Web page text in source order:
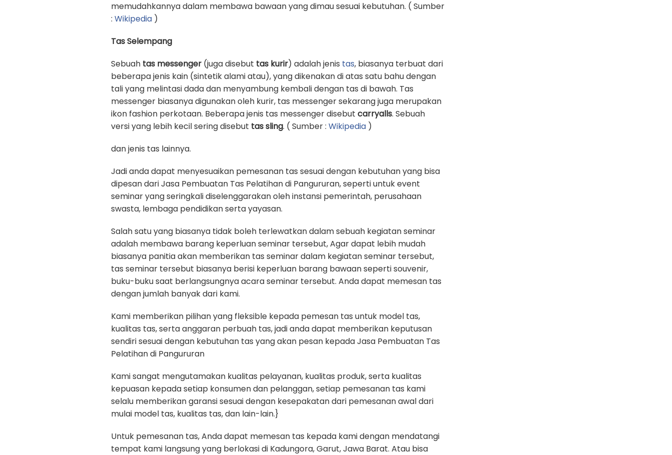
memudahkannya dalam membawa bawaan yang dimau sesuai kebutuhan. ( Sumber
: Wikipedia )
Tas Selempang
Sebuah tas messenger (juga disebut tas kurir) adalah jenis tas, biasanya terbuat dari
beberapa jenis kain (sintetik alami atau), yang dikenakan di atas satu bahu dengan
tali yang melintasi dada dan menyambung kembali dengan tas di bawah. Tas
messenger biasanya digunakan oleh kurir, tas messenger sekarang juga merupakan
ikon fashion perkotaan. Beberapa jenis tas messenger disebut carryalls. Sebuah
versi yang lebih kecil sering disebut tas sling. ( Sumber : Wikipedia )
dan jenis tas lainnya.
Jadi anda dapat menyesuaikan pemesanan tas sesuai dengan kebutuhan yang bisa
dipesan dari Jasa Pembuatan Tas Pelatihan di Pangururan, seperti untuk event
seminar yang seringkali diselenggarakan oleh instansi pemerintah, perusahaan
swasta, lembaga pendidikan serta yayasan.
Salah satu yang biasanya tidak boleh terlewatkan dalam sebuah kegiatan seminar
adalah membawa barang keperluan seminar tersebut, Agar dapat lebih mudah
biasanya panitia akan memberikan tas seminar dalam kegiatan seminar tersebut,
tas seminar tersebut biasanya berisi keperluan barang bawaan seperti souvenir,
buku-buku saat berlangsungnya acara seminar tersebut. Anda dapat memesan tas
dengan jumlah banyak dari kami.
Kami memberikan pilihan yang fleksible kepada pemesan tas untuk model tas,
kualitas tas, serta anggaran perbuah tas, jadi anda dapat memberikan keputusan
sendiri sesuai dengan kebutuhan tas yang akan pesan kepada Jasa Pembuatan Tas
Pelatihan di Pangururan
Kami sangat mengutamakan kualitas pelayanan, kualitas produk, serta kualitas
kepuasan kepada setiap konsumen dan pelanggan, setiap pemesanan tas kami
selalu memberikan garansi sesuai dengan kesepakatan dari pemesanan awal dari
mulai model tas, kualitas tas, dan lain-lain.}
Untuk pemesanan tas, Anda dapat memesan tas kepada kami dengan mendatangi
tempat kami langsung yang berlokasi di Kadungora, Garut, Jawa Barat. Atau bisa